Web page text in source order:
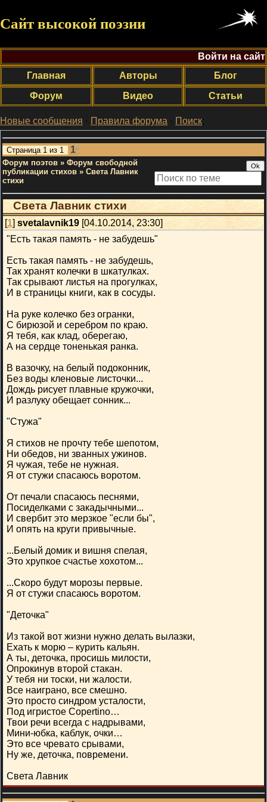
Сайт высокой поэзии
Войти на сайт
Главная
Авторы
Блог
Форум
Видео Статьи
Новые сообщения · Правила форума · Поиск;
Страница 1 из 1 1
Форум поэтов » Форум свободной
публикации стихов » Света Лавник
стихи
Света Лавник стихи
[1] svetalavnik19 [04.10.2014, 23:30]
"Есть такая память - не забудешь"
Есть такая память - не забудешь,
Так хранят колечки в шкатулках.
Так срывают листья на прогулках,
И в страницы книги, как в сосуды.
На руке колечко без огранки,
С бирюзой и серебром по краю.
Я тебя, как клад, оберегаю,
А на сердце тоненькая ранка.
В вазочку, на белый подоконник,
Без воды кленовые листочки...
Дождь рисует плавные кружочки,
И разлуку обещает сонник...
"Стужа"
Я стихов не прочту тебе шепотом,
Ни обедов, ни званных ужинов.
Я чужая, тебе не нужная.
Я от стужи спасаюсь воротом.
От печали спасаюсь песнями,
Посиделками с закадычными...
И свербит это мерзкое "если бы",
И опять на круги привычные.
...Белый домик и вишня спелая,
Это хрупкое счастье хохотом...
...Скоро будут морозы первые.
Я от стужи спасаюсь воротом.
"Деточка"
Из такой вот жизни нужно делать вылазки,
Ехать к морю – курить кальян.
А ты, деточка, просишь милости,
Опрокинув второй стакан.
У тебя ни тоски, ни жалости.
Все наиграно, все смешно.
Это просто синдром усталости,
Под игристое Copertino…
Твои речи всегда с надрывами,
Мини-юбка, каблук, очки…
Это все чревато срывами,
Ну же, деточка, повремени.
Света Лавник